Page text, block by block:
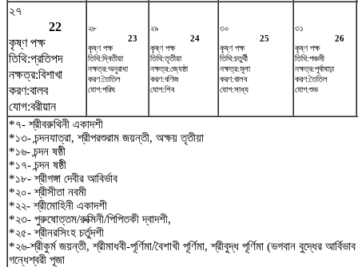
২৭
22
কৃষ্ণ পক্ষ
তিথি:প্রতিপদ
নক্ষত্র:বিশাখা
করণ:বালব
যোগ:বরীয়ান
২৮
23
কৃষ্ণ পক্ষ
তিথি:দ্বিতীয়া
নক্ষত্র:অনুরাধা
করণ:তৈতিল
যোগ:পরিঘ
২৯
24
কৃষ্ণ পক্ষ
তিথি:তৃতীয়া
নক্ষত্র:জ্যেষ্ঠা
করণ:বণিজ
যোগ:শিব
৩০
25
কৃষ্ণ পক্ষ
তিথি:চতুর্থী
নক্ষত্র:মূলা
করণ:বালব
যোগ:সাধ্য
৩১
26
কৃষ্ণ পক্ষ
তিথি:পঞ্চমী
নক্ষত্র:পূর্বাষাঢ়া
করণ:তৈতিল
যোগ:শুভ
*৭- শ্রীবরুথিনী একাদশী
*১৩- চন্দনযাত্রা, শ্রীপরশুরাম জয়ন্তী, অক্ষয় তৃতীয়া
*১৬- চন্দন ষষ্ঠী
*১৭- চন্দন ষষ্ঠী
*১৮- শ্রীগঙ্গা দেবীর আবির্ভাব
*২০- শ্রীসীতা নবমী
*২২- শ্রীমোহিনী একাদশী
*২৩- পুরুষোত্তম/রুক্মিনী/পিপিতকী দ্বাদশী,
*২৫- শ্রীনরসিংহ চর্তুদশী
*২৬-শ্রীকুর্ম জয়ন্তী, শ্রীমাধবী-পূর্ণিমা/বৈশাখী পূর্ণিমা, শ্রীবুদ্ধ পূর্ণিমা (ভগবান বুদ্ধের
গন্ধেশ্বরী পূজা